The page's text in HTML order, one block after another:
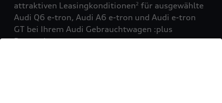
attraktiven Leasingkonditionen2 für ausgewählte
Audi Q6 e-tron, Audi A6 e-tron und Audi e-tron
GT bei Ihrem Audi Gebrauchtwagen :plus
Partner!